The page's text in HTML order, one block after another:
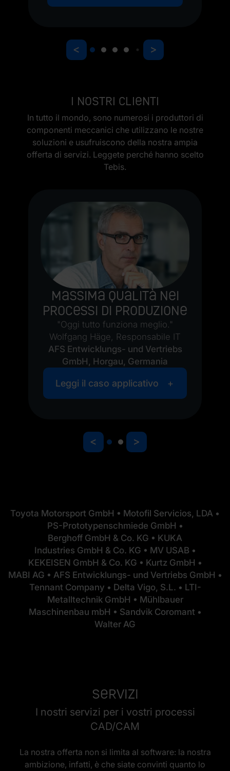
< >
I nostri clienti
In tutto il mondo, sono numerosi i produttori di
componenti meccanici che utilizzano le nostre
soluzioni e usufruiscono della nostra ampia
offerta di servizi. Leggete perché hanno scelto
Tebis.
Massima qualità nei
processi di produzione
"Oggi tutto funziona meglio."
Wolfgang Häge, Responsabile IT
AFS Entwicklungs- und Vertriebs
GmbH, Horgau, Germania
Leggi il caso applicativo
< >
Toyota Motorsport GmbH • Motofil Servicios, LDA •
PS-Prototypenschmiede GmbH •
Berghoff GmbH & Co. KG • KUKA
Industries GmbH & Co. KG • MV USAB •
KEKEISEN GmbH & Co. KG • Kurtz GmbH •
MABI AG • AFS Entwicklungs- und Vertriebs GmbH •
Tennant Company • Delta Vigo, S.L. • LTI-
Metalltechnik GmbH • Mühlbauer
Maschinenbau mbH • Sandvik Coromant •
Walter AG
Servizi
I nostri servizi per i vostri processi
CAD/CAM
La nostra offerta non si limita al software: la nostra
ambizione, infatti, è che siate convinti quanto lo